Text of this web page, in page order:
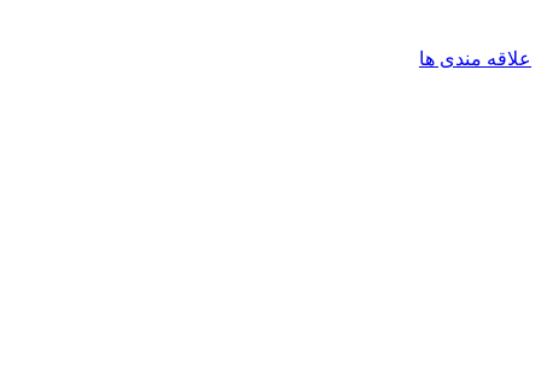
علاقه مندی ها